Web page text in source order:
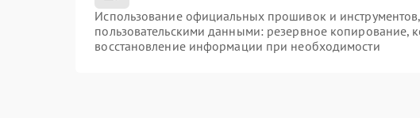
Использование официальных прошивок и инструментов,
пользовательскими данными: резервное копирование,
восстановление информации при необходимости